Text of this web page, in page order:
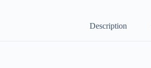
Description